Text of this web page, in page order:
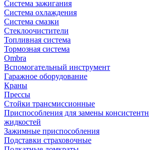
Система зажигания
Система охлаждения
Система смазки
Стеклоочистители
Топливная система
Тормозная система
Ombra
Вспомогательный инструмент
Гаражное оборудование
Краны
Прессы
Стойки трансмиссионные
Приспособления для замены
жидкостей
Зажимные приспособления
Подставки страховочные